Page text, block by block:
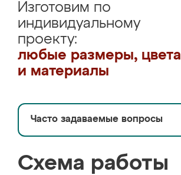
Изготовим по
индивидуальному
проекту:
любые размеры, цвета
и материалы
Часто задаваемые вопросы
Схема работы